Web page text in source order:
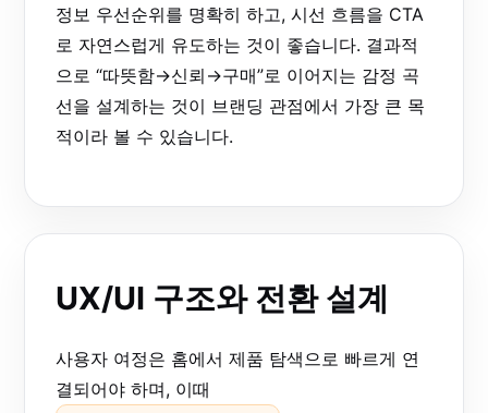
정보 우선순위를 명확히 하고, 시선 흐름을 CTA
로 자연스럽게 유도하는 것이 좋습니다. 결과적
으로 “따뜻함→신뢰→구매”로 이어지는 감정 곡
선을 설계하는 것이 브랜딩 관점에서 가장 큰 목
적이라 볼 수 있습니다.
UX/UI 구조와 전환 설계
사용자 여정은 홈에서 제품 탐색으로 빠르게 연
결되어야 하며, 이때